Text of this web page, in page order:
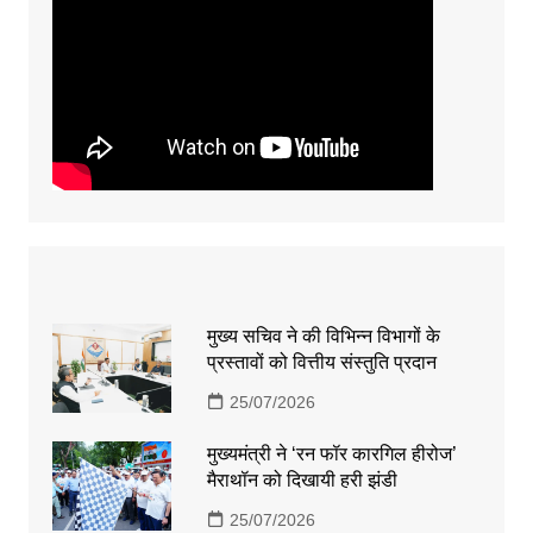
मुख्य सचिव ने की विभिन्न विभागों के
प्रस्तावों को वित्तीय संस्तुति प्रदान
25/07/2026
मुख्यमंत्री ने ‘रन फॉर कारगिल हीरोज’
मैराथॉन को दिखायी हरी झंडी
25/07/2026